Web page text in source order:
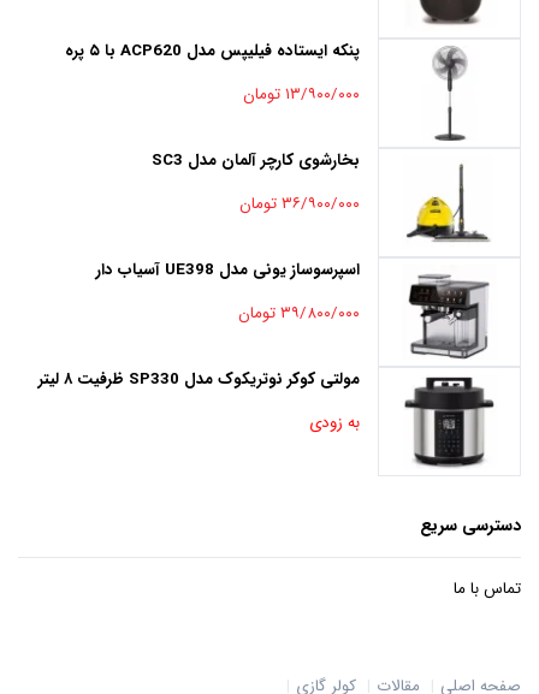
پنکه ایستاده فیلیپس مدل ACP620 با ۵ پره
۱۳/۹۰۰/۰۰۰ تومان
بخارشوی کارچر آلمان مدل SC3
۳۶/۹۰۰/۰۰۰ تومان
اسپرسوساز یونی مدل UE398 آسیاب دار
۳۹/۸۰۰/۰۰۰ تومان
مولتی کوکر نوتریکوک مدل SP330 ظرفیت ۸ لیتر
به زودی
دسترسی سریع
تماس با ما
صفحه اصلی مقالات
کولر گازی